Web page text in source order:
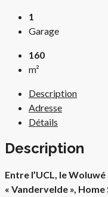
1
Garage
160
m²
Description
Adresse
Détails
Description
Entre l’UCL, le
« Vandervelde »,